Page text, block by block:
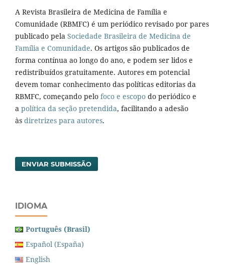
A Revista Brasileira de Medicina de Família e
Comunidade (RBMFC) é um periódico revisado por pares
publicado pela Sociedade Brasileira de Medicina de
Família e Comunidade. Os artigos são publicados de
forma contínua ao longo do ano, e podem ser lidos e
redistribuídos gratuitamente. Autores em potencial
devem tomar conhecimento das políticas editorias da
RBMFC, começando pelo foco e escopo do periódico e
a política da seção pretendida, facilitando a adesão
às diretrizes para autores.
ENVIAR SUBMISSÃO
IDIOMA
Português (Brasil)
Español (España)
English